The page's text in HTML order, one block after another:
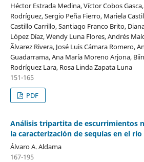
Héctor Estrada Medina, Víctor Cobos
Rodríguez, Sergio Peña Fierro, Mariela
Castillo Carrillo, Santiago Franco Brito,
López Díaz, Wendy Luna Flores, Andrés
Ãlvarez Rivera, José Luis Cámara Romero,
Guadarrama, Ana María Moreno Arjona,
Rodríguez Lara, Rosa Linda Zapata Luna
151-165
PDF
Análisis tripartita de escurrimientos
la caracterización de sequías en el
Álvaro A. Aldama
167-195